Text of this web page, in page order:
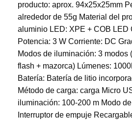
producto: aprox. 94x25x25mm
alrededor de 55g Material del
aluminio LED: XPE + COB LED
Potencia: 3 W Corriente: DC
Modos de iluminación: 3 modos
flash + mazorca) Lúmenes:
Batería: Batería de litio
Método de carga: carga Micro
iluminación: 100-200 m Modo
Interruptor de empuje